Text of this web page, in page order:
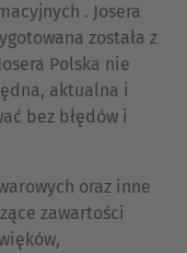
. Josera
została z
Polska nie
aktualna i
bez błędów i
oraz inne
zawartości